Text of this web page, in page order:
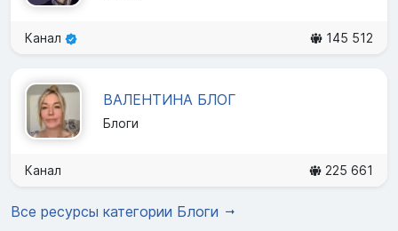
Канал 145 512
ВАЛЕНТИНА БЛОГ
Блоги
Канал 225 661
Все ресурсы категории Блоги